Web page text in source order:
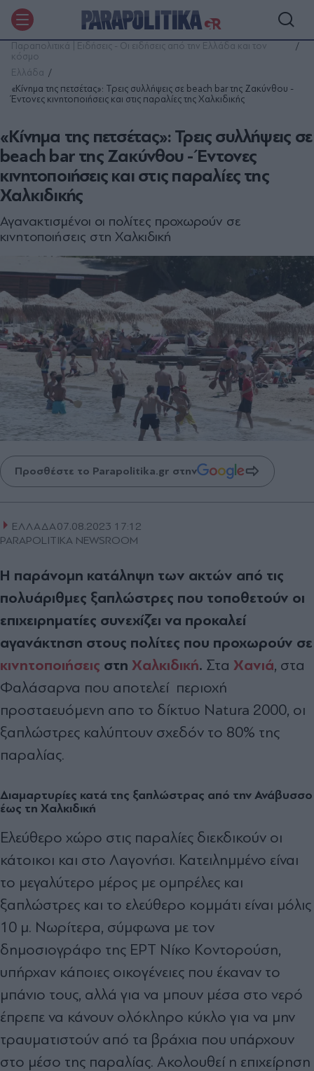
Παραπολιτικά | Ειδήσεις - Οι ειδήσεις από την Ελλάδα και τον
κόσμο
Ελλάδα
«Κίνημα της πετσέτας»: Τρεις συλλήψεις σε beach bar της Ζακύνθου -
Έντονες κινητοποιήσεις και στις παραλίες της Χαλκιδικής
«Κίνημα της πετσέτας»: Τρεις συλλήψεις σε
beach bar της Ζακύνθου - Έντονες
κινητοποιήσεις και στις παραλίες της
Χαλκιδικής
Αγανακτισμένοι οι πολίτες προχωρούν σε
κινητοποιήσεις στη Χαλκιδική
Προσθέστε το Parapolitika.gr στην
ΕΛΛΑΔΑ07.08.2023 17:12
PARAPOLITIKA NEWSROOM
H παράνομη κατάληψη των ακτών από τις
πολυάριθμες ξαπλώστρες που τοποθετούν οι
επιχειρηματίες συνεχίζει να προκαλεί
αγανάκτηση στους πολίτες που προχωρούν σε
κινητοποιήσεις στη Χαλκιδική. Στα Χανιά, στα
Φαλάσαρνα που αποτελεί περιοχή
προσταευόμενη απο το δίκτυο Natura 2000, οι
ξαπλώστρες καλύπτουν σχεδόν το 80% της
παραλίας.
Διαμαρτυρίες κατά της ξαπλώστρας από την Ανάβυσσο
έως τη Χαλκιδική
Ελεύθερο χώρο στις παραλίες διεκδικούν οι
κάτοικοι και στο Λαγονήσι. Κατειλημμένο είναι
το μεγαλύτερο μέρος με ομπρέλες και
ξαπλώστρες και το ελεύθερο κομμάτι είναι μόλις
10 μ. Νωρίτερα, σύμφωνα με τον
δημοσιογράφο της ΕΡΤ Νίκο Κοντορούση,
υπήρχαν κάποιες οικογένειες που έκαναν το
μπάνιο τους, αλλά για να μπουν μέσα στο νερό
έπρεπε να κάνουν ολόκληρο κύκλο για να μην
τραυματιστούν από τα βράχια που υπάρχουν
στο μέσο της παραλίας. Ακολουθεί η επιχείρηση